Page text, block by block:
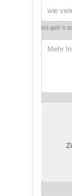
los geh´s